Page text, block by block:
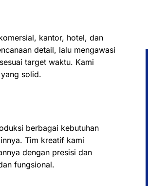
kantor, hotel, dan
detail, lalu mengawasi
target waktu. Kami
solid.
berbagai kebutuhan
Tim kreatif kami
dengan presisi dan
fungsional.